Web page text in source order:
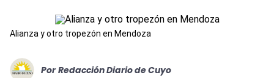
Alianza y otro tropezón en Mendoza
Por Redacción Diario de Cuyo